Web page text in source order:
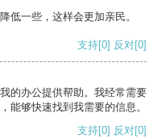
低一些，这样会更加亲民。
支持[0] 反对[0]
的办公提供帮助。我经常需要
能够快速找到我需要的信息。
支持[0] 反对[0]